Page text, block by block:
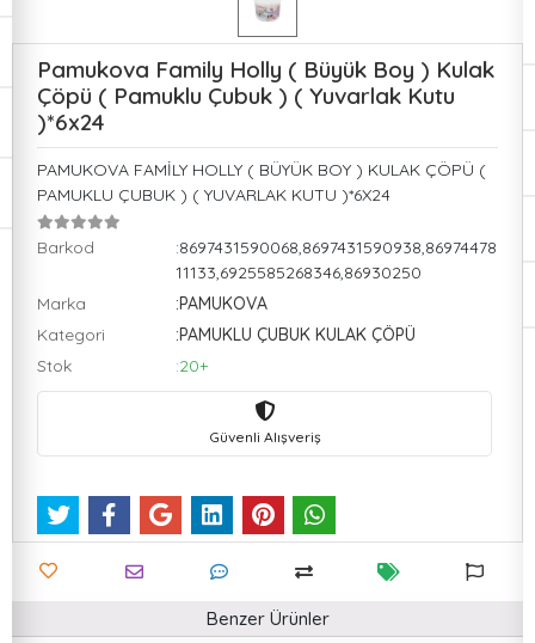
Pamukova Family Holly ( Büyük Boy ) Kulak
Çöpü ( Pamuklu Çubuk ) ( Yuvarlak Kutu
)*6x24
PAMUKOVA FAMİLY HOLLY ( BÜYÜK BOY ) KULAK ÇÖPÜ (
PAMUKLU ÇUBUK ) ( YUVARLAK KUTU )*6X24
Barkod
:8697431590068,8697431590938,86974478
11133,6925585268346,86930250
Marka
:PAMUKOVA
Kategori
:PAMUKLU ÇUBUK KULAK ÇÖPÜ
Stok
:20+
Güvenli Alışveriş
Benzer Ürünler